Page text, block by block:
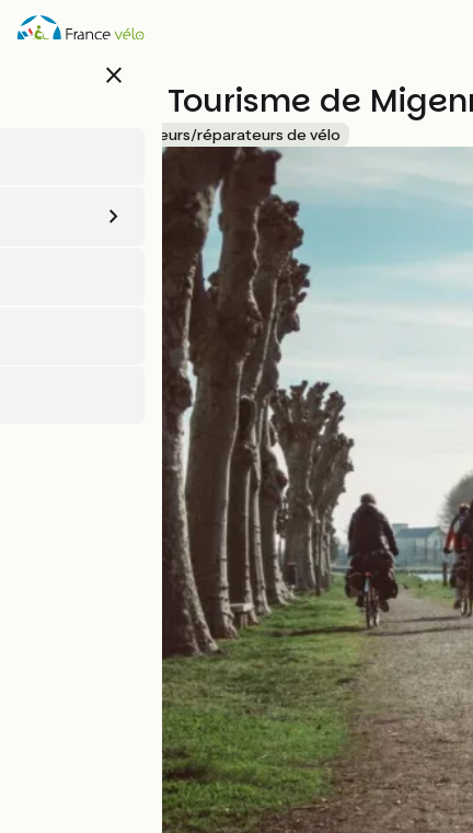
Aller
au
close
Office de Tourisme de
Loueurs/réparateurs de vélo